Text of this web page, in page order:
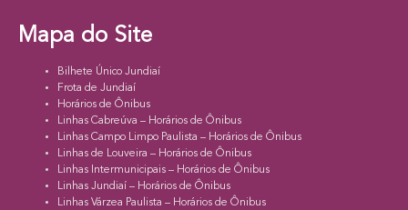
Mapa do Site
Bilhete Único Jundiaí
Frota de Jundiaí
Horários de Ônibus
Linhas Cabreúva – Horários de Ônibus
Linhas Campo Limpo Paulista – Horários de Ônibus
Linhas de Louveira – Horários de Ônibus
Linhas Intermunicipais – Horários de Ônibus
Linhas Jundiaí – Horários de Ônibus
Linhas Várzea Paulista – Horários de Ônibus